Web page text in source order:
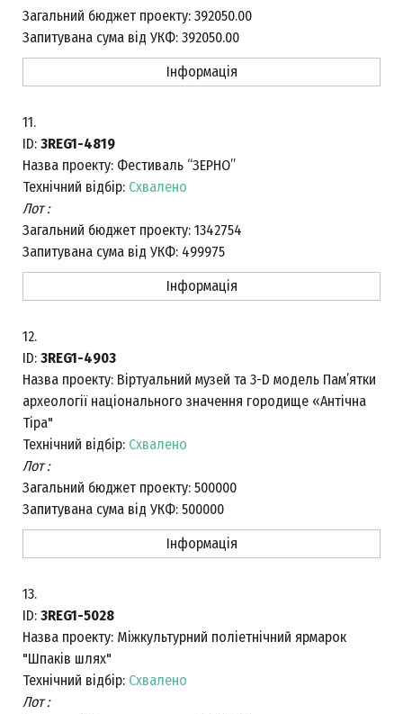
Загальний бюджет проекту: 392050.00
Запитувана сума від УКФ: 392050.00
Інформація
11.
ID: 3REG1-4819
Назва проекту: Фестиваль “ЗЕРНО”
Технічний відбір: Схвалено
Лот :
Загальний бюджет проекту: 1342754
Запитувана сума від УКФ: 499975
Інформація
12.
ID: 3REG1-4903
Назва проекту: Віртуальний музей та 3-D модель Пам’ятки
археології національного значення городище «Антічна
Тіра"
Технічний відбір: Схвалено
Лот :
Загальний бюджет проекту: 500000
Запитувана сума від УКФ: 500000
Інформація
13.
ID: 3REG1-5028
Назва проекту: Міжкультурний поліетнічний ярмарок
"Шпаків шлях"
Технічний відбір: Схвалено
Лот :